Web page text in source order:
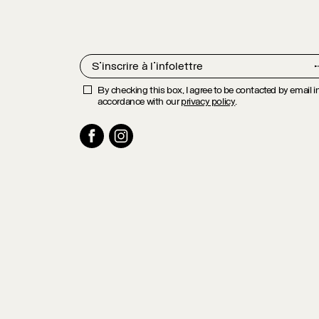
By checking this box, I agree to be contacted by email
accordance with ourprivacy policy.
Facebook